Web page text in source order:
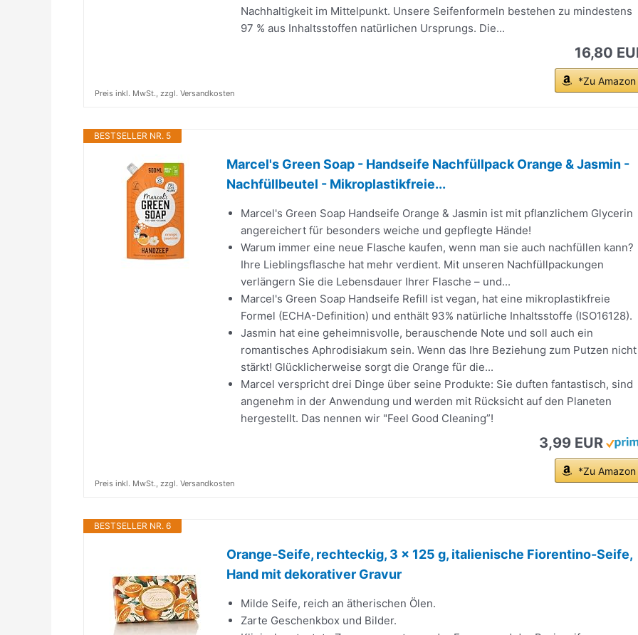
Nachhaltigkeit im Mittelpunkt. Unsere Seifenformeln bestehen zu mindestens
97 % aus Inhaltsstoffen natürlichen Ursprungs. Die...
16,80
*Zu Amazon
Preis inkl. MwSt., zzgl. Versandkosten
BESTSELLER NR. 5
Marcel's Green Soap - Handseife Nachfüllpack Orange & Jasmin -
Nachfüllbeutel - Mikroplastikfreie...
Marcel's Green Soap Handseife Orange & Jasmin ist mit pflanzlichem Glycerin
angereichert für besonders weiche und gepflegte Hände!
Warum immer eine neue Flasche kaufen, wenn man sie auch nachfüllen kann?
Ihre Lieblingsflasche hat mehr verdient. Mit unseren Nachfüllpackungen
verlängern Sie die Lebensdauer Ihrer Flasche – und...
Marcel's Green Soap Handseife Refill ist vegan, hat eine mikroplastikfreie
Formel (ECHA-Definition) und enthält 93% natürliche Inhaltsstoffe (ISO16128).
Jasmin hat eine geheimnisvolle, berauschende Note und soll auch ein
romantisches Aphrodisiakum sein. Wenn das Ihre Beziehung zum Putzen nicht
stärkt! Glücklicherweise sorgt die Orange für die...
Marcel verspricht drei Dinge über seine Produkte: Sie duften fantastisch, sind
angenehm in der Anwendung und werden mit Rücksicht auf den Planeten
hergestellt. Das nennen wir "Feel Good Cleaning”!
3,99 EUR
*Zu Amazon
Preis inkl. MwSt., zzgl. Versandkosten
BESTSELLER NR. 6
Orange-Seife, rechteckig, 3 x 125 g, italienische Fiorentino-Seife,
Hand mit dekorativer Gravur
Milde Seife, reich an ätherischen Ölen.
Zarte Geschenkbox und Bilder.